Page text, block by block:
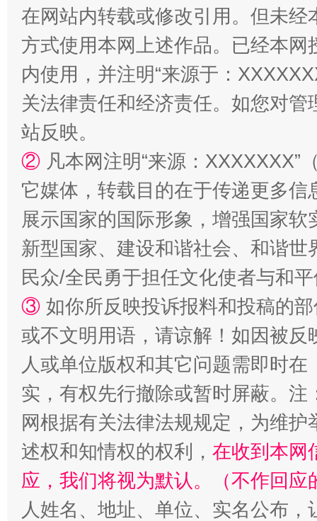
阿坝州三大球赛在茂县开幕
国家大学科技园优化重塑工作
在网站内转载或修改引用。但未
方式使用本网上述作品。已经本
内使用，并注明“来源于：
关法律责任和经济责任。如您对
站反映。
② 凡本网注明“来源：
它媒体，转载目的在于传递更多
展示国家的国际形象，增强国家
新型国家、建设和谐社会、和谐
民众/全民勇于担任文化使者与和
③ 如你所反映投诉报料和投稿的
或不文明用语，请谅解！如因被
人或单位版权和其它问题需即时在
实，有权先行撤除或暂时屏蔽。
网根据有关法律法规规定，为维
述权和知情权的权利， 在收到本网
应，我们将视为默认。（不作回应
人姓名、地址、单位、实名公布